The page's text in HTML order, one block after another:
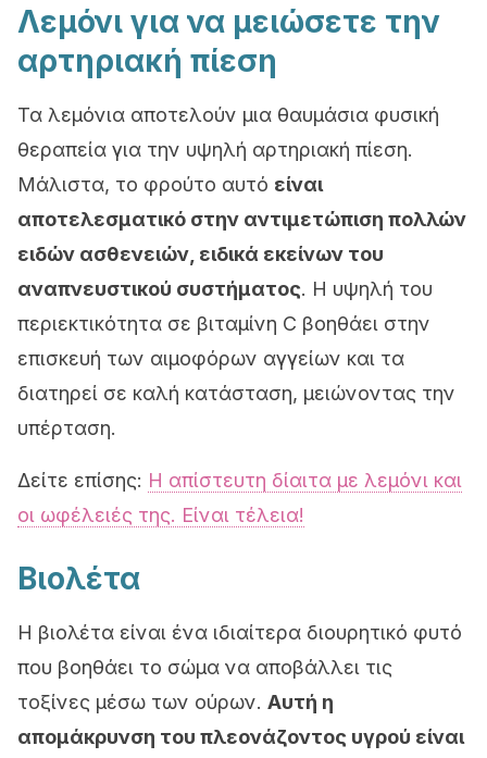
Λεμόνι για να μειώσετε την
αρτηριακή πίεση
Τα λεμόνια αποτελούν μια θαυμάσια φυσική
θεραπεία για την υψηλή αρτηριακή πίεση.
Μάλιστα, το φρούτο αυτό είναι
αποτελεσματικό στην αντιμετώπιση πολλών
ειδών ασθενειών, ειδικά εκείνων του
αναπνευστικού συστήματος. Η υψηλή του
περιεκτικότητα σε βιταμίνη C βοηθάει στην
επισκευή των αιμοφόρων αγγείων και τα
διατηρεί σε καλή κατάσταση, μειώνοντας την
υπέρταση.
Δείτε επίσης: Η απίστευτη δίαιτα με λεμόνι και
οι ωφέλειές της. Είναι τέλεια!
Βιολέτα
Η βιολέτα είναι ένα ιδιαίτερα διουρητικό φυτό
που βοηθάει το σώμα να αποβάλλει τις
τοξίνες μέσω των ούρων. Αυτή η
απομάκρυνση του πλεονάζοντος υγρού είναι